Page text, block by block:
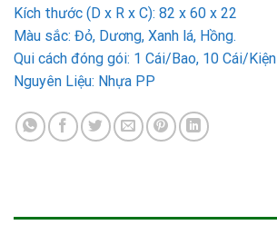
Kích thước (D x R x C): 82 x 60 x 22
Màu sắc: Đỏ, Dương, Xanh lá, Hồng.
Qui cách đóng gói: 1 Cái/Bao, 10 Cái/Kiện
Nguyên Liệu: Nhựa PP